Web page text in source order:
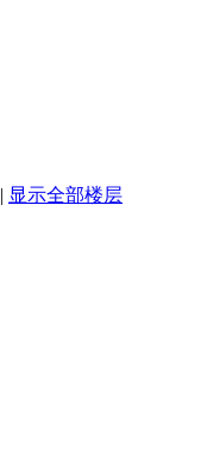
| 显示全部楼层